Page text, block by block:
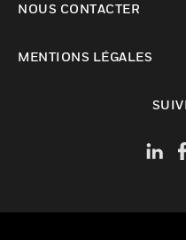
NOUS CONTACTER
MENTIONS LÉGALES